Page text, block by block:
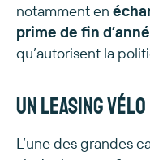
notamment en
prime de fin
qu’autorisent la
Un leasing
L’une des grandes